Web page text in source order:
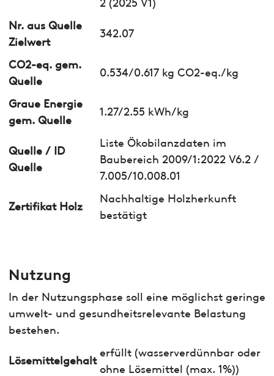
Nr. aus Quelle
Zielwert
342.07
CO2-eq. gem.
Quelle
0.534/0.617 kg CO2-eq./kg
Graue Energie
gem. Quelle
1.27/2.55 kWh/kg
Quelle / ID
Quelle
Liste Ökobilanzdaten im
Baubereich 2009/1:2022 V6.2 /
7.005/10.008.01
Zertifikat Holz
Nachhaltige Holzherkunft
bestätigt
Nutzung
In der Nutzungsphase soll eine möglichst geringe
umwelt- und gesundheitsrelevante Belastung
bestehen.
Lösemittelgehalt
erfüllt (wasserverdünnbar oder
ohne Lösemittel (max. 1%))